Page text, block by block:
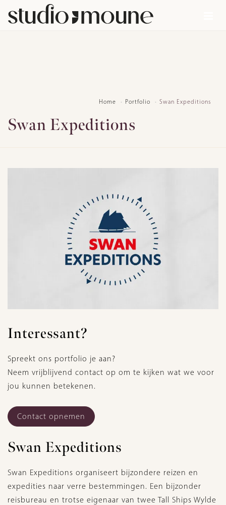
Home Portfolio Swan Expeditions
Swan Expeditions
Interessant?
Spreekt ons portfolio je aan?
Neem vrijblijvend contact op om te kijken wat we voor
jou kunnen betekenen.
Contact opnemen
Swan Expeditions
Swan Expeditions organiseert bijzondere reizen en
expedities naar verre bestemmingen. Een bijzonder
reisbureau en trotse eigenaar van twee Tall Ships Wylde